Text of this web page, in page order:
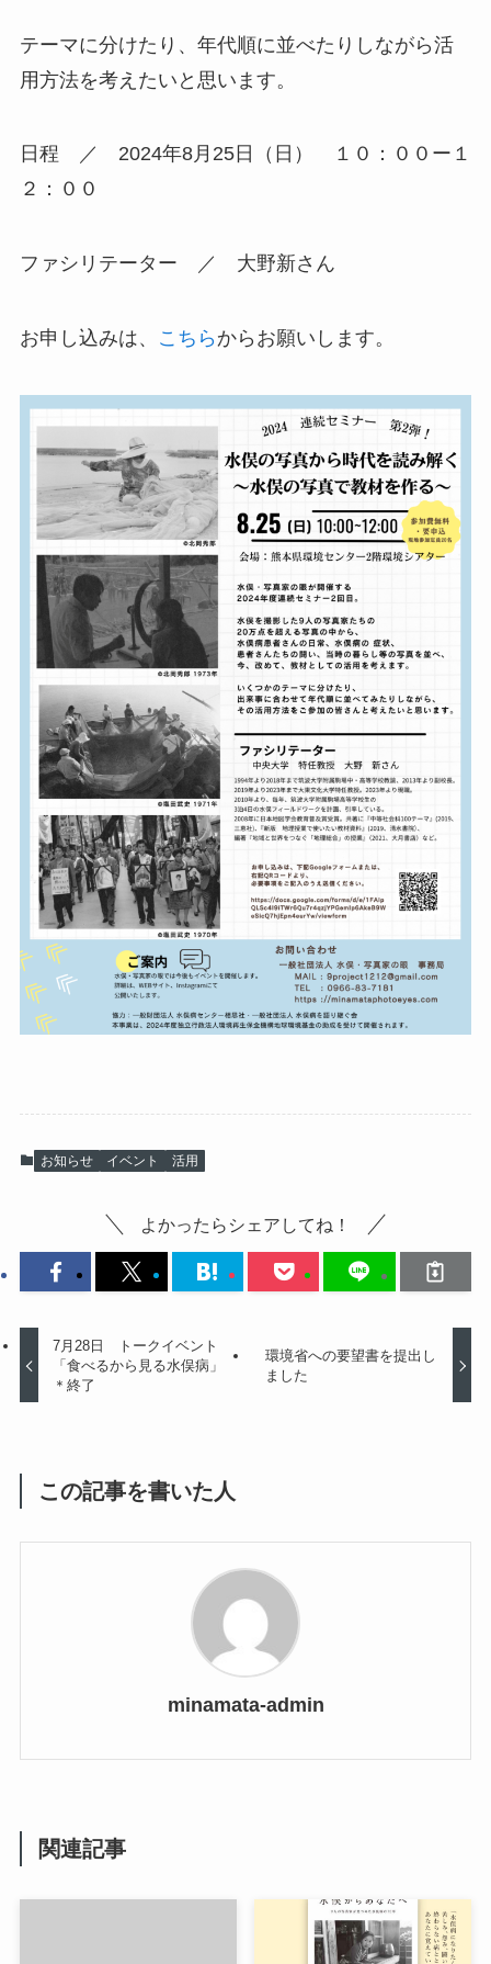
テーマに分けたり、年代順に並べたりしながら活
用方法を考えたいと思います。
日程 ／ 2024年8月25日（日） １０：００ー１
２：００
ファシリテーター ／ 大野新さん
お申し込みは、 こちら からお願いします。
お知らせ イベント 活用
よかったらシェアしてね！
7月28日 トークイベント
「食べるから見る水俣病」
＊終了
環境省への要望書を提出し
ました
この記事を書いた人
minamata-admin
関連記事